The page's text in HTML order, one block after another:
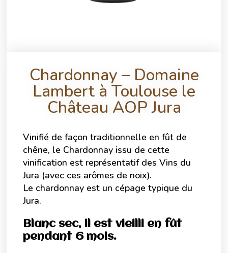
Chardonnay – Domaine
Lambert à Toulouse le
Château AOP Jura
Vinifié de façon traditionnelle en fût de
chêne, le Chardonnay issu de cette
vinification est représentatif des Vins du
Jura (avec ces arômes de noix).
Le chardonnay est un cépage typique du
Jura.
Blanc sec, il est vieilli en fût
pendant 6 mois.